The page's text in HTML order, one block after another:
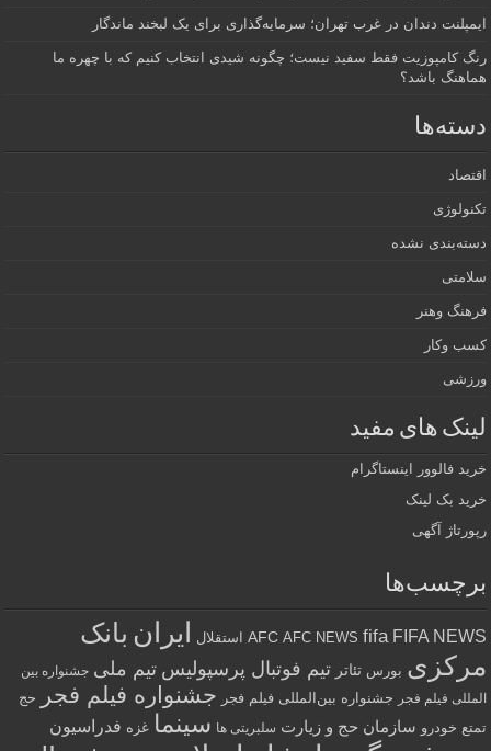
ایمپلنت دندان در غرب تهران؛ سرمایه‌گذاری برای یک لبخند ماندگار
رنگ کامپوزیت فقط سفید نیست؛ چگونه شیدی انتخاب کنیم که با چهره ما
هماهنگ باشد؟
دسته‌ها
اقتصاد
تکنولوژی
دسته‌بندی نشده
سلامتی
فرهنگ وهنر
کسب وکار
ورزشی
لینک های مفید
خرید فالوور اینستاگرام
خرید بک لینک
رپورتاژ آگهی
برچسب‌ها
AFC AFC NEWS fifa FIFA NEWS استقلال ایران بانک
مرکزی بورس تئاتر تیم فوتبال پرسپولیس تیم ملی جشنواره بین
المللی فیلم فجر جشنواره بین‌المللی فیلم فجر جشنواره فیلم فجر
حج
تمتع خودرو سازمان حج و زیارت سلبریتی ها سینما غزه فدراسیون